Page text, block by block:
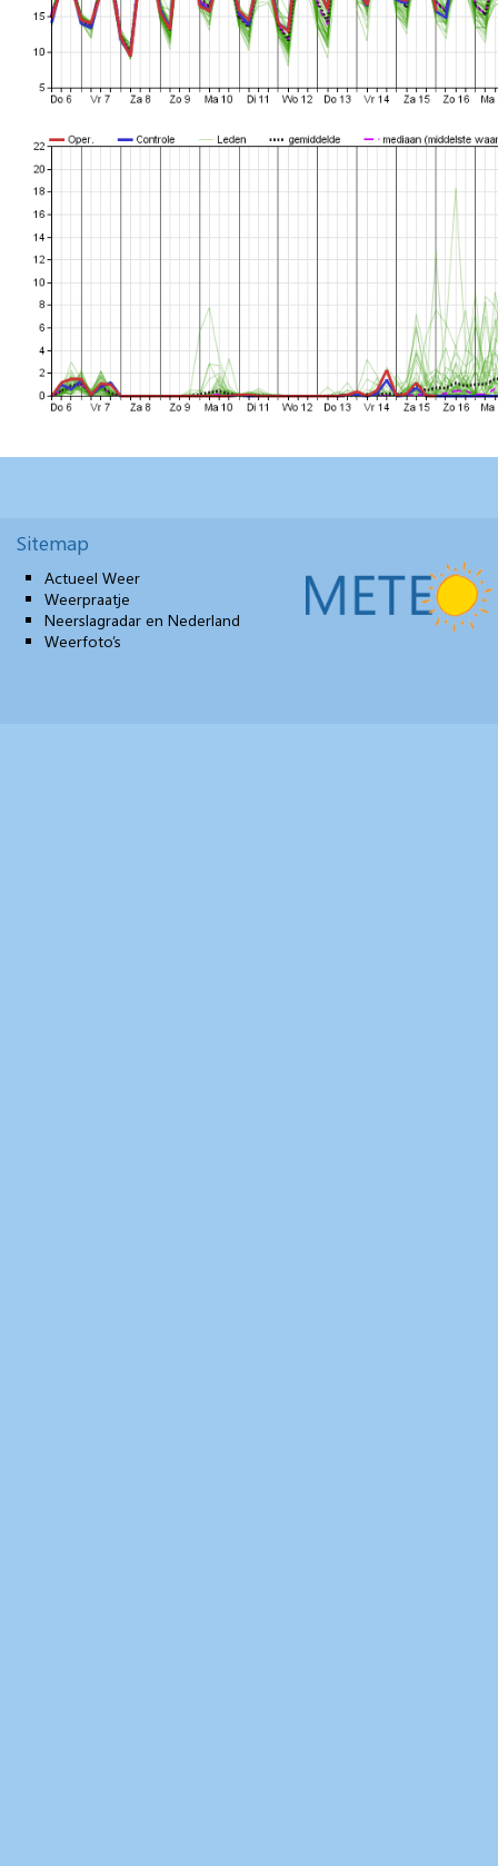
Sitemap
Actueel Weer
Weerpraatje
Neerslagradar en Nederland
Weerfoto’s